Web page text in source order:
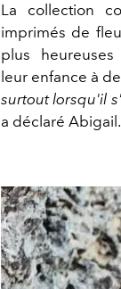
La collection
imprimés de
plus
leur enfance à
surtout lorsqu'il
a déclaré Abigail.